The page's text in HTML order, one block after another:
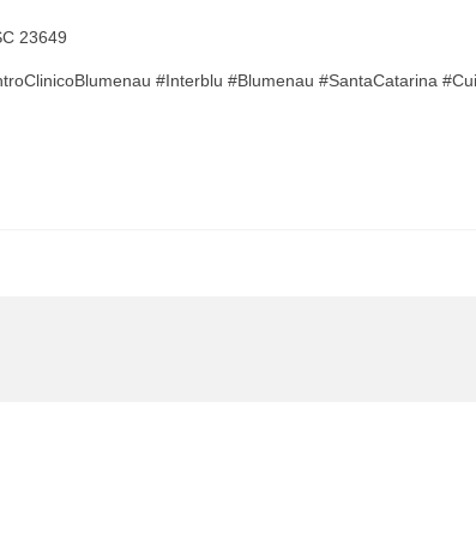
23649
#Interblu #Blumenau #SantaCatarina